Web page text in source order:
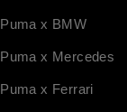
Puma x BMW
Puma x Mercedes
Puma x Ferrari